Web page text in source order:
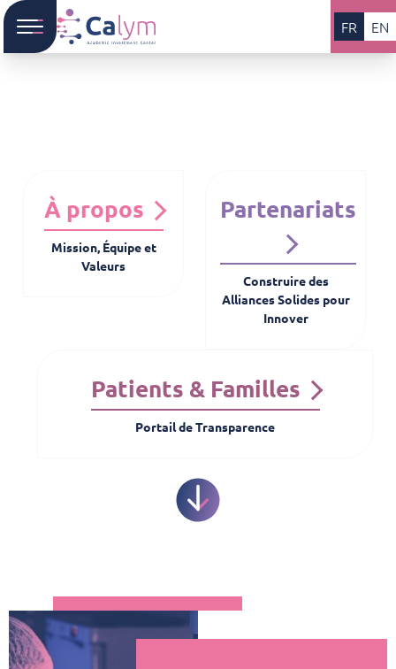
FR EN
À propos
Mission, Équipe et
Valeurs
Partenariats
Construire des
Alliances Solides pour
Innover
Patients & Familles
Portail de Transparence